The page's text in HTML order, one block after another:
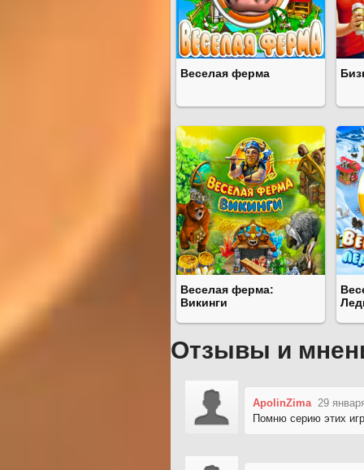
Веселая ферма
Веселая ферма:
Викинги
Отзывы и
ApolinZima 29
Помню серию этих